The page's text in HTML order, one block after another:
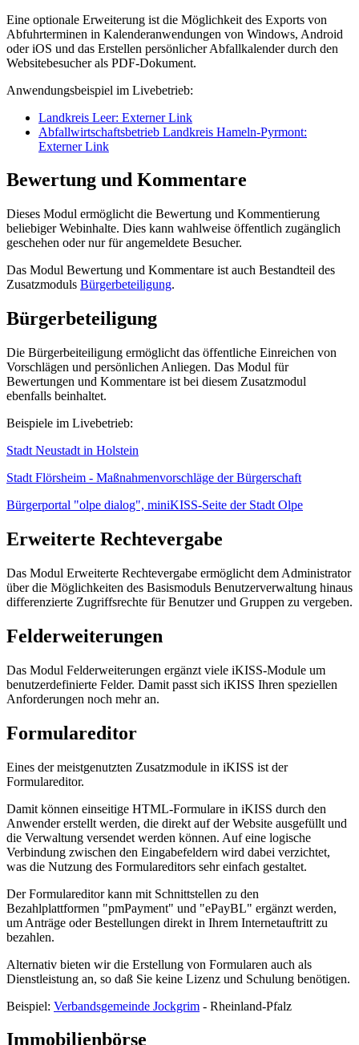
Eine optionale Erweiterung ist die Möglichkeit des Exports von
Abfuhrterminen in Kalenderanwendungen von Windows, Android
oder iOS und das Erstellen persönlicher Abfallkalender durch den
Websitebesucher als PDF-Dokument.
Anwendungsbeispiel im Livebetrieb:
Landkreis Leer: Externer Link
Abfallwirtschaftsbetrieb Landkreis Hameln-Pyrmont:
Externer Link
Bewertung und Kommentare
Dieses Modul ermöglicht die Bewertung und Kommentierung
beliebiger Webinhalte. Dies kann wahlweise öffentlich zugänglich
geschehen oder nur für angemeldete Besucher.
Das Modul Bewertung und Kommentare ist auch Bestandteil des
Zusatzmoduls Bürgerbeteiligung.
Bürgerbeteiligung
Die Bürgerbeiteiligung ermöglicht das öffentliche Einreichen von
Vorschlägen und persönlichen Anliegen. Das Modul für
Bewertungen und Kommentare ist bei diesem Zusatzmodul
ebenfalls beinhaltet.
Beispiele im Livebetrieb:
Stadt Neustadt in Holstein
Stadt Flörsheim - Maßnahmenvorschläge der Bürgerschaft
Bürgerportal "olpe dialog", miniKISS-Seite der Stadt Olpe
Erweiterte Rechtevergabe
Das Modul Erweiterte Rechtevergabe ermöglicht dem Administrator
über die Möglichkeiten des Basismoduls Benutzerverwaltung hinaus
differenzierte Zugriffsrechte für Benutzer und Gruppen zu vergeben.
Felderweiterungen
Das Modul Felderweiterungen ergänzt viele iKISS-Module um
benutzerdefinierte Felder. Damit passt sich iKISS Ihren speziellen
Anforderungen noch mehr an.
Formulareditor
Eines der meistgenutzten Zusatzmodule in iKISS ist der
Formulareditor.
Damit können einseitige HTML-Formulare in iKISS durch den
Anwender erstellt werden, die direkt auf der Website ausgefüllt und
die Verwaltung versendet werden können. Auf eine logische
Verbindung zwischen den Eingabefeldern wird dabei verzichtet,
was die Nutzung des Formulareditors sehr einfach gestaltet.
Der Formulareditor kann mit Schnittstellen zu den
Bezahlplattformen "pmPayment" und "ePayBL" ergänzt werden,
um Anträge oder Bestellungen direkt in Ihrem Internetauftritt zu
bezahlen.
Alternativ bieten wir die Erstellung von Formularen auch als
Dienstleistung an, so daß Sie keine Lizenz und Schulung benötigen.
Beispiel: Verbandsgemeinde Jockgrim - Rheinland-Pfalz
Immobilienbörse